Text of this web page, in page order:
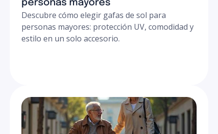
personas mayores
Descubre cómo elegir gafas de sol para
personas mayores: protección UV, comodidad y
estilo en un solo accesorio.